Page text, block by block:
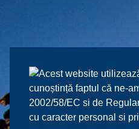
Acest website
cunoștință faptul că ne-
2002/58/EC si de
cu caracter personal si